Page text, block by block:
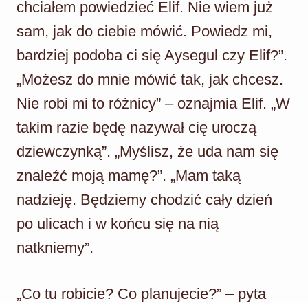
chciałem powiedzieć Elif. Nie wiem już
sam, jak do ciebie mówić. Powiedz mi,
bardziej podoba ci się Aysegul czy Elif?”.
„Możesz do mnie mówić tak, jak chcesz.
Nie robi mi to różnicy” – oznajmia Elif. „W
takim razie będę nazywał cię uroczą
dziewczynką”. „Myślisz, że uda nam się
znaleźć moją mamę?”. „Mam taką
nadzieję. Będziemy chodzić cały dzień
po ulicach i w końcu się na nią
natkniemy”.
„Co tu robicie? Co planujecie?” – pyta